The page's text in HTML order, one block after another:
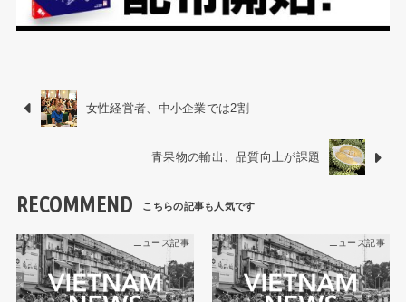
女性経営者、中小企業では2割
青果物の輸出、品質向上が課題
RECOMMEND
ニュース記事 ニュース記事